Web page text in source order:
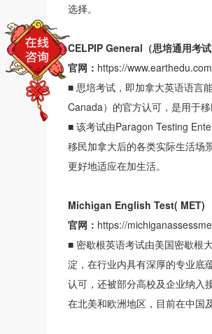
选择。
CELPIP General（思培通用考试
官网： https://
■ 思培考试，即加拿大英语语言
Canada）的官方认可，是用于
■ 该考试由Paragon Testing
移民加拿大后的各类实际生活场
更好地适应在加生活。
Michigan English Test( MET)
官网： https://
■ 密歇根英语考试由美国密歇根
淀，在行业内具有深厚的专业底
认可，还被部分高校及企业纳入
在北美和欧洲地区，目前在中国